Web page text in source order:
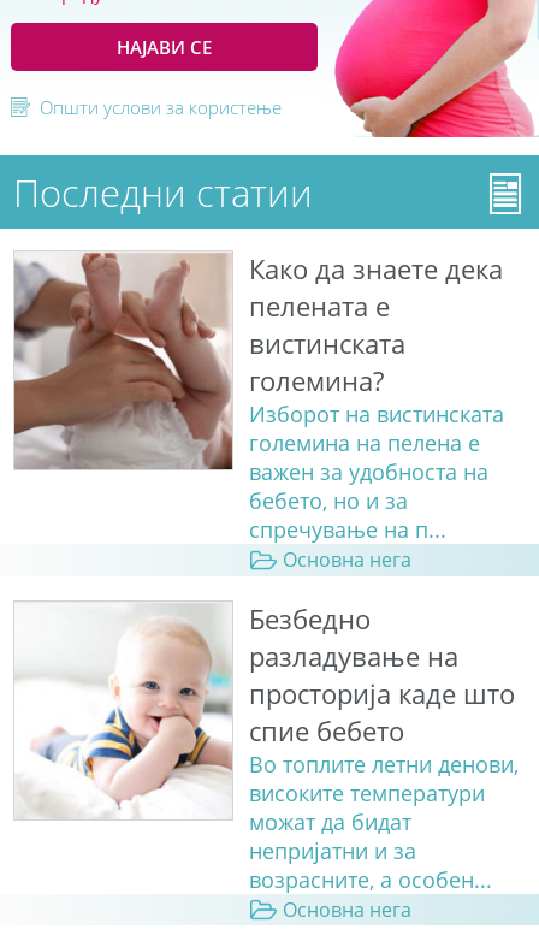
НАЈАВИ СЕ
Општи услови за користење
Последни статии
Како да знаете дека
пелената е
вистинската
големина?
Изборот на вистинската
големина на пелена е
важен за удобноста на
бебето, но и за
спречување на п...
Основна нега
Безбедно
разладување на
просторија каде што
спие бебето
Во топлите летни денови,
високите температури
можат да бидат
непријатни и за
возрасните, а особен...
Основна нега